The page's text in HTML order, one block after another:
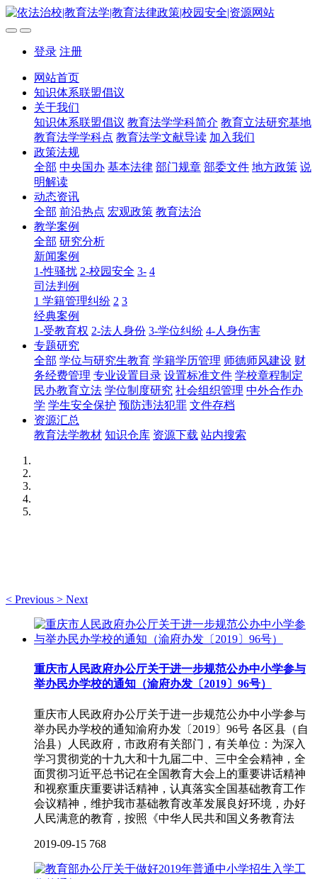
登录 注册
网站首页
知识体系联盟倡议
关于我们
知识体系联盟倡议 教育法学学科简介 教育立法研究基地
教育法学学科点 教育法学文献导读 加入我们
政策法规
全部 中央国办 基本法律 部门规章 部委文件 地方政策 说
明解读
动态资讯
全部 前沿热点 宏观政策 教育法治
教学案例
全部 研究分析
新闻案例
1-性骚扰 2-校园安全 3- 4
司法判例
1 学籍管理纠纷 2 3
经典案例
1-受教育权 2-法人身份 3-学位纠纷 4-人身伤害
专题研究
全部 学位与研究生教育 学籍学历管理 师德师风建设 财
务经费管理 专业设置目录 设置标准文件 学校章程制定
民办教育立法 学位制度研究 社会组织管理 中外合作办
学 学生安全保护 预防违法犯罪 文件存档
资源汇总
教育法学教材 知识仓库 资源下载 站内搜索
< Previous > Next
重庆市人民政府办公厅关于进一步规范公办中小学参与
举办民办学校的通知（渝府办发〔2019〕96号）
重庆市人民政府办公厅关于进一步规范公办中小学参与
举办民办学校的通知渝府办发〔2019〕96号 各区县（自
治县）人民政府，市政府有关部门，有关单位：为深入
学习贯彻党的十九大和十九届二中、三中全会精神，全
面贯彻习近平总书记在全国教育大会上的重要讲话精神
和视察重庆重要讲话精神，认真落实全国基础教育工作
会议精神，维护我市基础教育改革发展良好环境，办好
人民满意的教育，按照《中华人民共和国义务教育法
2019-09-15 768